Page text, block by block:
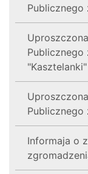
Publicznego
Publicznego
"Kasztelanki"
Publicznego
Informaja o